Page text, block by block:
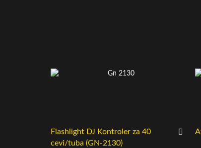
Flashlight DJ Kontroler za 40
cevi/tuba (GN-2130)